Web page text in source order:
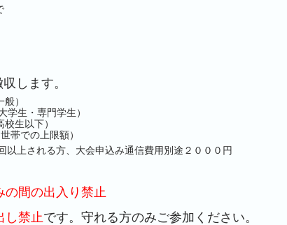
します。​
）
生・専門学生）
生以下）
帯での上限額）
以上される方、大会申込み通信費用別途２０００円
の間の出入り禁止
し禁止です。守れる方のみご参加ください。